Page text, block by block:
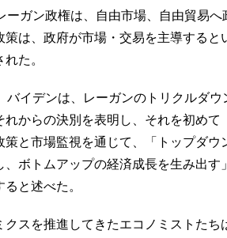
ガン政権は、自由市場、自由貿易へ
策は、政府が市場・交易を主導する
た。
イデンは、レーガンのトリクルダウ
れからの決別を表明し、それを初め
策と市場監視を通じて、「トップダ
、ボトムアップの経済成長を生み出
と述べた。
スを推進してきたエコノミストたち